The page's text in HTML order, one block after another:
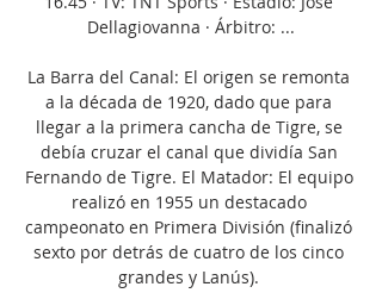
Dellagiovanna · Árbitro: ...
La Barra del Canal: El origen se remonta
a la década de 1920, dado que para
llegar a la primera cancha de Tigre, se
debía cruzar el canal que dividía San
Fernando de Tigre. El Matador: El equipo
realizó en 1955 un destacado
campeonato en Primera División (finalizó
sexto por detrás de cuatro de los cinco
grandes y Lanús).